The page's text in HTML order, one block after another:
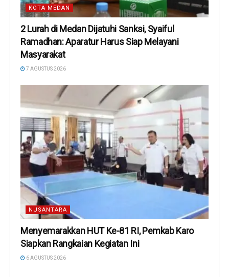
KOTA MEDAN
2 Lurah di Medan Dijatuhi Sanksi, Syaiful
Ramadhan: Aparatur Harus Siap Melayani
Masyarakat
7 AGUSTUS 2026
NUSANTARA
Menyemarakkan HUT Ke-81 RI, Pemkab Karo
Siapkan Rangkaian Kegiatan Ini
6 AGUSTUS 2026